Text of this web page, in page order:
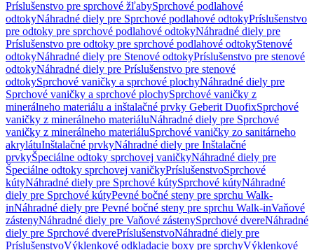
Príslušenstvo pre sprchové žľabySprchové podlahové
odtokyNáhradné diely pre Sprchové podlahové odtokyPríslušenstvo
pre odtoky pre sprchové podlahové odtokyNáhradné diely pre
Príslušenstvo pre odtoky pre sprchové podlahové odtokyStenové
odtokyNáhradné diely pre Stenové odtokyPríslušenstvo pre stenové
odtokyNáhradné diely pre Príslušenstvo pre stenové
odtokySprchové vaničky a sprchové plochyNáhradné diely pre
Sprchové vaničky a sprchové plochySprchové vaničky z
minerálneho materiálu a inštalačné prvky Geberit DuofixSprchové
vaničky z minerálneho materiáluNáhradné diely pre Sprchové
vaničky z minerálneho materiáluSprchové vaničky zo sanitárneho
akrylátuInštalačné prvkyNáhradné diely pre Inštalačné
prvkyŠpeciálne odtoky sprchovej vaničkyNáhradné diely pre
Špeciálne odtoky sprchovej vaničkyPríslušenstvoSprchové
kútyNáhradné diely pre Sprchové kútySprchové kútyNáhradné
diely pre Sprchové kútyPevné bočné steny pre sprchu Walk-
inNáhradné diely pre Pevné bočné steny pre sprchu Walk-inVaňové
zástenyNáhradné diely pre Vaňové zástenySprchové dvereNáhradné
diely pre Sprchové dverePríslušenstvoNáhradné diely pre
PríslušenstvoVýklenkové odkladacie boxy pre sprchyVýklenkové